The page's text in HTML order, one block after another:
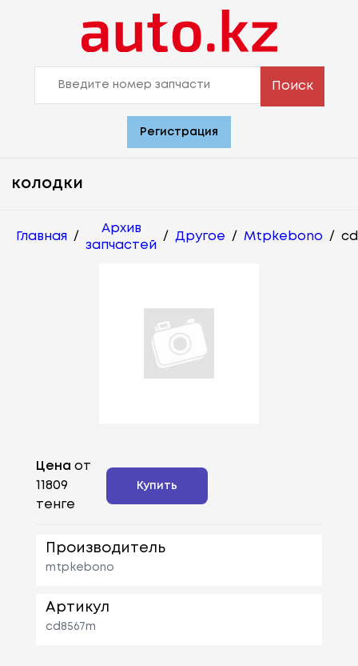
Поиск
Регистрация
колодки
Главная /
Архив
запчастей
/ Другое / Mtpkebono /
Цена от
11809
тенге
Купить
Производитель
mtpkebono
Артикул
cd8567m